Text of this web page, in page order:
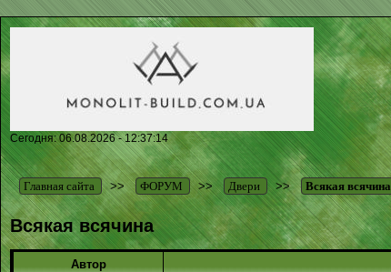
Сегодня: 06.08.2026 - 12:37:14
Главная сайта >> ФОРУМ >> Двери >> Всякая всячина
Всякая всячина
Автор